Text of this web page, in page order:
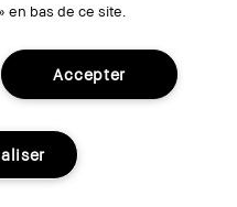
en bas de ce site.
Accepter